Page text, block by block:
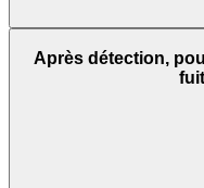
Après détection,